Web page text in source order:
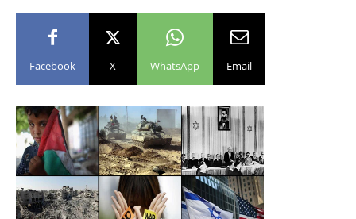
Facebook X WhatsApp Email